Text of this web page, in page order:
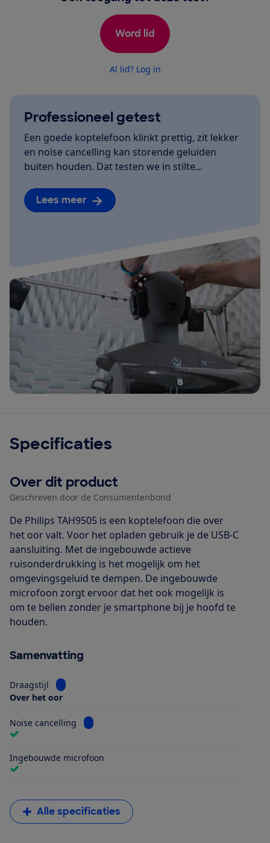
Word lid
Al lid? Log in
Professioneel getest
Een goede koptelefoon klinkt prettig, zit lekker
en noise cancelling kan storende geluiden
buiten houden. Dat testen we in stilte...
Lees meer
Specificaties
Over dit product
Geschreven door de Consumentenbond
De Philips TAH9505 is een koptelefoon die over
het oor valt. Voor het opladen gebruik je de USB-C
aansluiting. Met de ingebouwde actieve
ruisonderdrukking is het mogelijk om het
omgevingsgeluid te dempen. De ingebouwde
microfoon zorgt ervoor dat het ook mogelijk is
om te bellen zonder je smartphone bij je hoofd te
houden.
Samenvatting
Draagstijl
Bekijk informatie voor Draagstijl
Over het oor
Noise cancelling Bekijk informatie voor Noise cancelling
Ingebouwde microfoon
Alle specificaties